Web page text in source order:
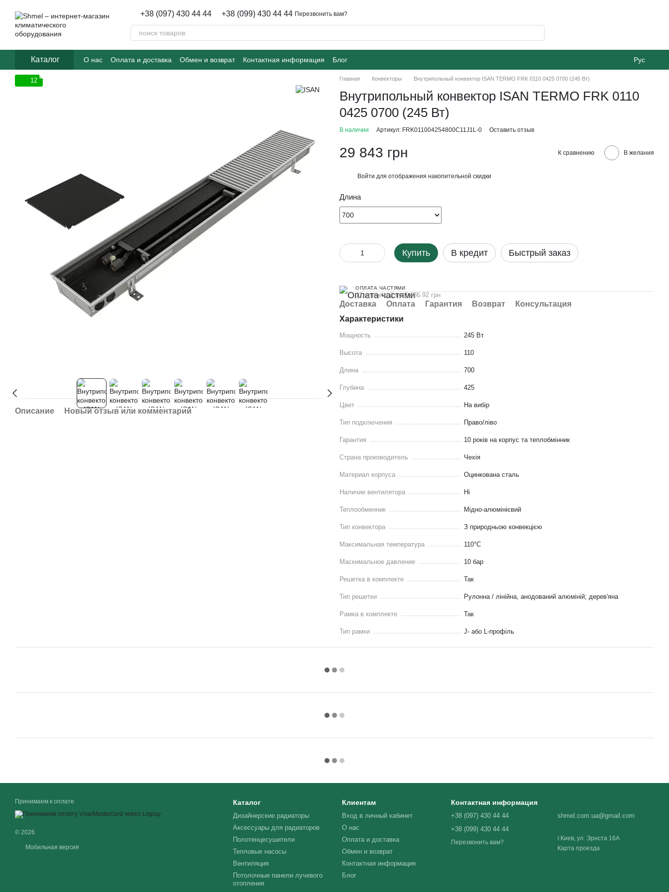
+38 (097) 430 44 44 +38 (099) 430 44 44 Перезвонить вам?
Каталог О нас Оплата и доставка Обмен и возврат Контактная информация Блог Рус
12
Описание Новый отзыв или комментарий
Главная Конвекторы Внутрипольный конвектор ISAN TERMO FRK 0110 0425 0700 (245 Вт)
Внутрипольный конвектор ISAN TERMO FRK 0110
0425 0700 (245 Вт)
В наличии Артикул: FRK011004254800C11J1L-0 Оставить отзыв
29 843 грн К сравнению В желания
Войти для отображения накопительной скидки
Длина
Купить В кредит Быстрый заказ
ОПЛАТА ЧАСТЯМИ
12 платежей по 2 486.92 грн
Доставка Оплата Гарантия Возврат
Консультация
Характеристики
Мощность 245 Вт
Высота 110
Длина 700
Глубина 425
Цвет На вибір
Тип подключения Право/ліво
Гарантия 10 років на корпус та теплобмінник
Страна производитель Чехія
Материал корпуса Оцинкована сталь
Наличие вентилятора Ні
Теплообменник Мідно-алюмінієвий
Тип конвектора З природньою конвекцією
Максимальная температура 110°С
Маскимальное давление 10 бар
Решетка в комплекте Так
Тип решетки Рулонна / лінійна, анодований алюміній; дерев'яна
Рамка в комплекте Так
Тип рамки J- або L-профіль
Принимаем к оплате
© 2026
Мобильная версия
Каталог
Дизайнерские радиаторы
Аксессуары для радиаторов
Полотенцесушители
Тепловые насосы
Вентиляция
Потолочные панели лучевого
отопления
Клиентам
Вход в личный кабинет
О нас
Оплата и доставка
Обмен и возврат
Контактная информация
Блог
Контактная информация
+38 (097) 430 44 44
+38 (099) 430 44 44
Перезвонить вам?
shmel.com.ua@gmail.com
г.Киев, ул. Эрнста 16А
Карта проезда